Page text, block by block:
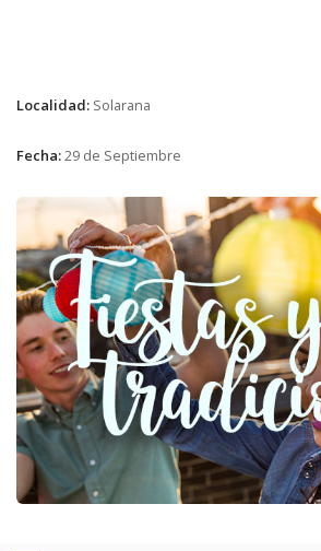
Localidad: Solarana
Fecha:29 de Septiembre